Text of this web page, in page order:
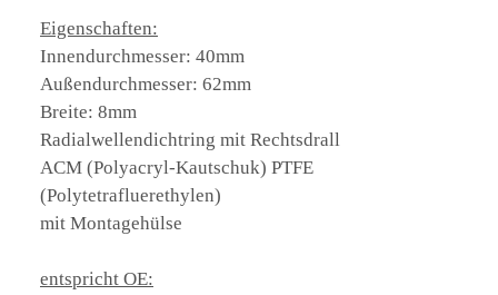
Eigenschaften:
Innendurchmesser: 40mm
Außendurchmesser: 62mm
Breite: 8mm
Radialwellendichtring mit Rechtsdrall
ACM (Polyacryl-Kautschuk) PTFE
(Polytetrafluerethylen)
mit Montagehülse
entspricht OE: